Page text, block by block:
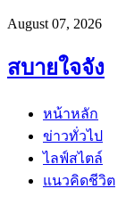
August 07, 2026
สบายใจจัง
หน้าหลัก
ข่าวทั่วไป
ไลฟ์สไตล์
แนวคิดชีวิต